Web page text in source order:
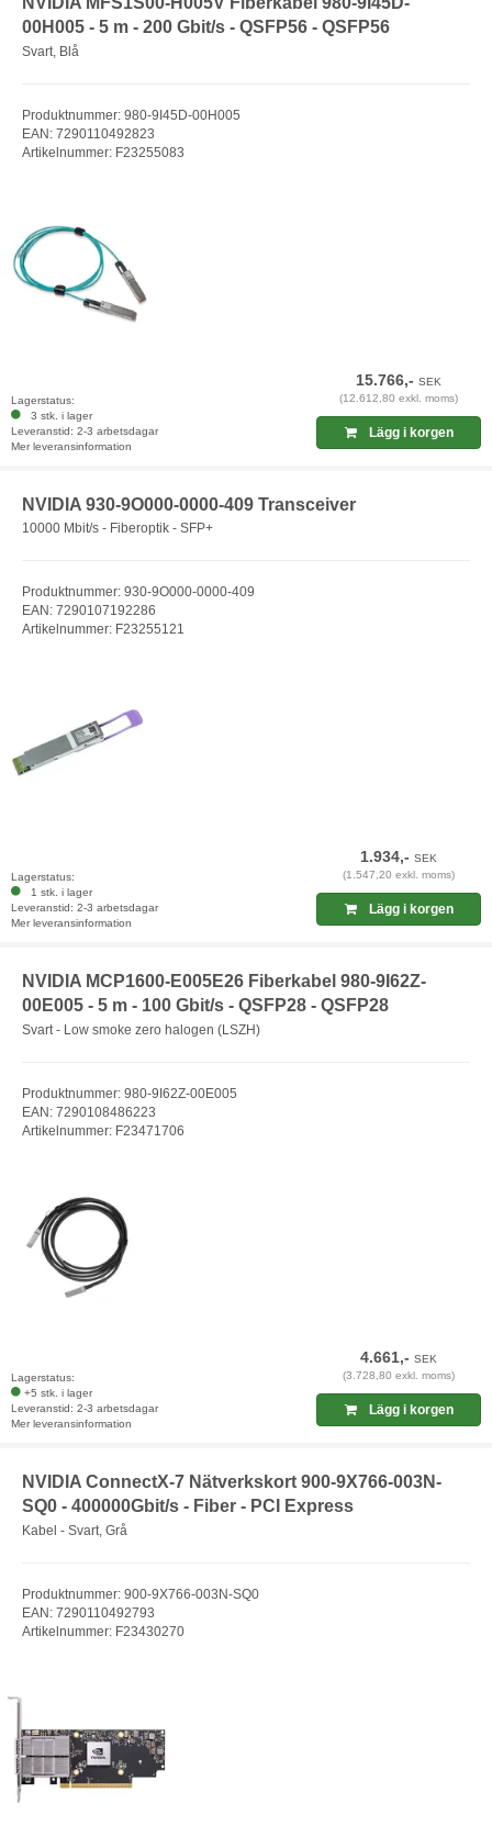
00H005 - 5 m - 200 Gbit/s - QSFP56 - QSFP56
Svart, Blå
Produktnummer: 980-9I45D-00H005
EAN: 7290110492823
Artikelnummer: F23255083
Lagerstatus:
3 stk. i lager
Leveranstid: 2-3 arbetsdagar
Mer leveransinformation
15.766,-SEK
(12.612,80 exkl. moms)
Lägg i korgen
NVIDIA 930-9O000-0000-409 Transceiver
10000 Mbit/s - Fiberoptik - SFP+
Produktnummer: 930-9O000-0000-409
EAN: 7290107192286
Artikelnummer: F23255121
Lagerstatus:
1 stk. i lager
Leveranstid: 2-3 arbetsdagar
Mer leveransinformation
1.934,-SEK
(1.547,20 exkl. moms)
Lägg i korgen
NVIDIA MCP1600-E005E26 Fiberkabel 980-9I62Z-
00E005 - 5 m - 100 Gbit/s - QSFP28 - QSFP28
Svart - Low smoke zero halogen (LSZH)
Produktnummer: 980-9I62Z-00E005
EAN: 7290108486223
Artikelnummer: F23471706
Lagerstatus:
+5 stk. i lager
Leveranstid: 2-3 arbetsdagar
Mer leveransinformation
4.661,-SEK
(3.728,80 exkl. moms)
Lägg i korgen
NVIDIA ConnectX-7 Nätverkskort 900-9X766-003N-
SQ0 - 400000Gbit/s - Fiber - PCI Express
Kabel - Svart, Grå
Produktnummer: 900-9X766-003N-SQ0
EAN: 7290110492793
Artikelnummer: F23430270